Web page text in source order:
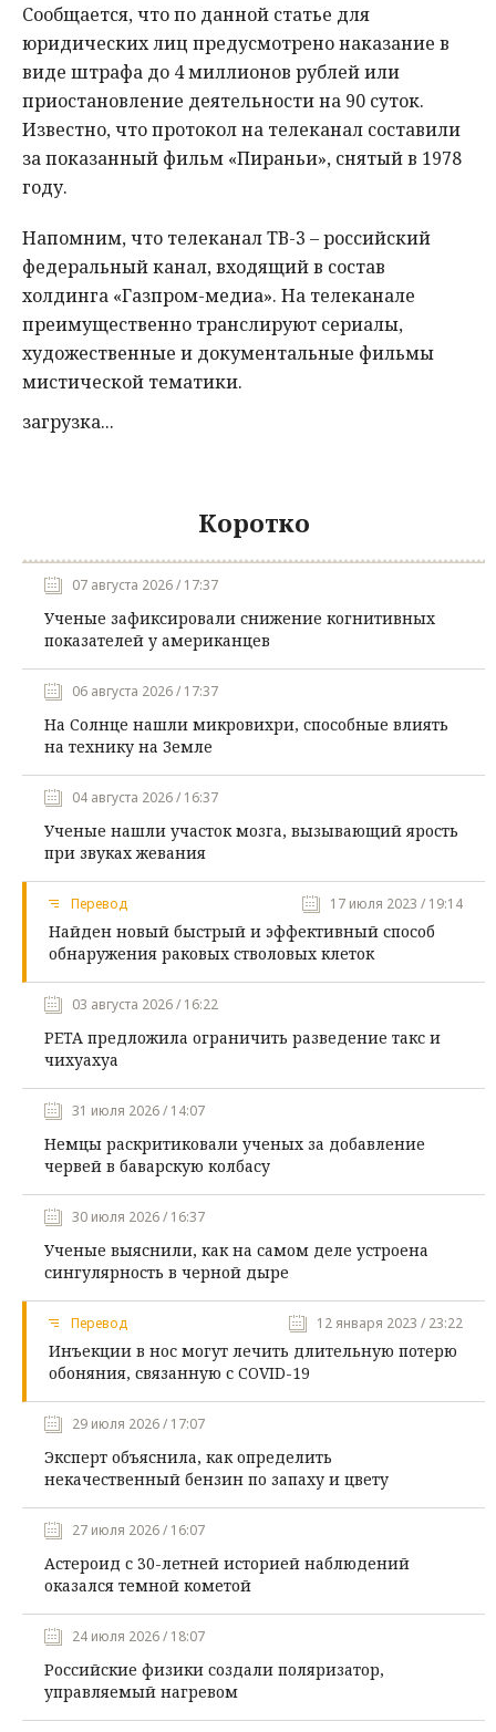
Сообщается, что по данной статье для
юридических лиц предусмотрено наказание в
виде штрафа до 4 миллионов рублей или
приостановление деятельности на 90 суток.
Известно, что протокол на телеканал составили
за показанный фильм «Пираньи», снятый в 1978
году.
Напомним, что телеканал ТВ-3 – российский
федеральный канал, входящий в состав
холдинга «Газпром-медиа». На телеканале
преимущественно транслируют сериалы,
художественные и документальные фильмы
мистической тематики.
загрузка...
Коротко
07 августа 2026 / 17:37
Ученые зафиксировали снижение когнитивных
показателей у американцев
06 августа 2026 / 17:37
На Солнце нашли микровихри, способные влиять
на технику на Земле
04 августа 2026 / 16:37
Ученые нашли участок мозга, вызывающий ярость
при звуках жевания
Перевод 17 июля 2023 / 19:14
Найден новый быстрый и эффективный способ
обнаружения раковых стволовых клеток
03 августа 2026 / 16:22
PETA предложила ограничить разведение такс и
чихуахуа
31 июля 2026 / 14:07
Немцы раскритиковали ученых за добавление
червей в баварскую колбасу
30 июля 2026 / 16:37
Ученые выяснили, как на самом деле устроена
сингулярность в черной дыре
Перевод 12 января 2023 / 23:22
Инъекции в нос могут лечить длительную потерю
обоняния, связанную с COVID-19
29 июля 2026 / 17:07
Эксперт объяснила, как определить
некачественный бензин по запаху и цвету
27 июля 2026 / 16:07
Астероид с 30-летней историей наблюдений
оказался темной кометой
24 июля 2026 / 18:07
Российские физики создали поляризатор,
управляемый нагревом